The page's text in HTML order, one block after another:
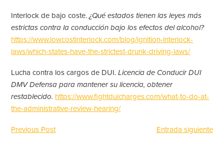
Interlock de bajo coste.¿Qué estados tienen las leyes más
estrictas contra la conducción bajo los efectos del alcohol?
https://www.lowcostinterlock.com/blog/ignition-interlock-
laws/which-states-have-the-strictest-drunk-driving-laws/
Lucha contra los cargos de DUI. Licencia de Conducir DUI
DMV Defensa para mantener su licencia, obtener
restablecido. https://www.fightduicharges.com/what-to-do-at-
the-administrative-review-hearing/
Previous Post Entrada siguiente